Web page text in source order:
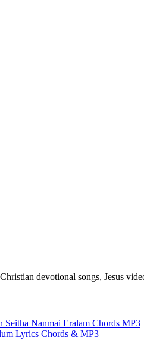
devotional songs, Jesus
Nanmai Eralam Chords MP3
Lyrics Chords & MP3